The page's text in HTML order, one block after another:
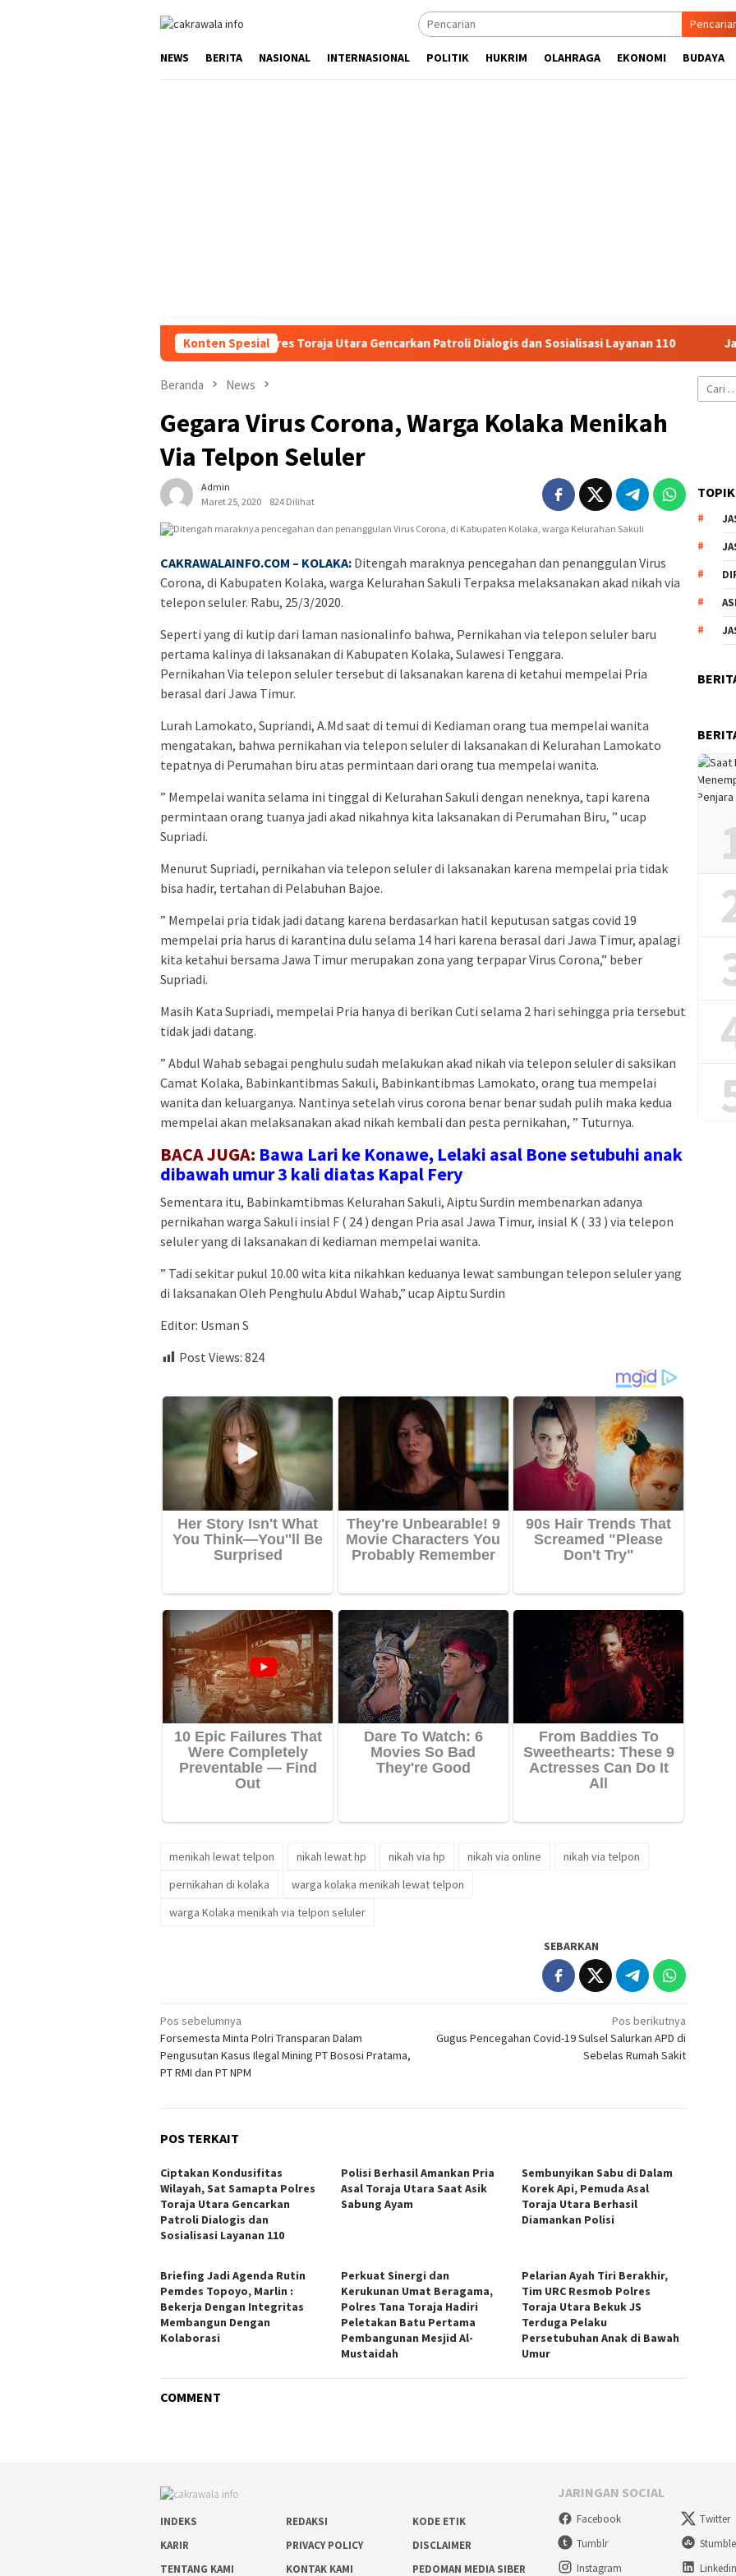
NEWS BERITA NASIONAL INTERNASIONAL POLITIK HUKRIM OLAHRAGA EKONOMI BUDAYA
Konten Spesial
Wilayah, Sat Samapta Polres Toraja Utara Gencarkan Patroli Dialogis dan Sosialisasi Layanan 110 Jasa Raharja
Beranda News
Gegara Virus Corona, Warga Kolaka Menikah
Via Telpon Seluler
Admin
Maret 25, 2020
824 Dilihat
CAKRAWALAINFO.COM – KOLAKA: Ditengah maraknya pencegahan dan penanggulan Virus
Corona, di Kabupaten Kolaka, warga Kelurahan Sakuli Terpaksa melaksanakan akad nikah via
telepon seluler. Rabu, 25/3/2020.
Seperti yang di kutip dari laman nasionalinfo bahwa, Pernikahan via telepon seluler baru
pertama kalinya di laksanakan di Kabupaten Kolaka, Sulawesi Tenggara.
Pernikahan Via telepon seluler tersebut di laksanakan karena di ketahui mempelai Pria
berasal dari Jawa Timur.
Lurah Lamokato, Supriandi, A.Md saat di temui di Kediaman orang tua mempelai wanita
mengatakan, bahwa pernikahan via telepon seluler di laksanakan di Kelurahan Lamokato
tepatnya di Perumahan biru atas permintaan dari orang tua mempelai wanita.
” Mempelai wanita selama ini tinggal di Kelurahan Sakuli dengan neneknya, tapi karena
permintaan orang tuanya jadi akad nikahnya kita laksanakan di Perumahan Biru, ” ucap
Supriadi.
Menurut Supriadi, pernikahan via telepon seluler di laksanakan karena mempelai pria tidak
bisa hadir, tertahan di Pelabuhan Bajoe.
” Mempelai pria tidak jadi datang karena berdasarkan hatil keputusan satgas covid 19
mempelai pria harus di karantina dulu selama 14 hari karena berasal dari Jawa Timur, apalagi
kita ketahui bersama Jawa Timur merupakan zona yang terpapar Virus Corona,” beber
Supriadi.
Masih Kata Supriadi, mempelai Pria hanya di berikan Cuti selama 2 hari sehingga pria tersebut
tidak jadi datang.
” Abdul Wahab sebagai penghulu sudah melakukan akad nikah via telepon seluler di saksikan
Camat Kolaka, Babinkantibmas Sakuli, Babinkantibmas Lamokato, orang tua mempelai
wanita dan keluarganya. Nantinya setelah virus corona benar benar sudah pulih maka kedua
mempelai akan melaksanakan akad nikah kembali dan pesta pernikahan, ” Tuturnya.
BACA JUGA: Bawa Lari ke Konawe, Lelaki asal Bone setubuhi anak
dibawah umur 3 kali diatas Kapal Fery
Sementara itu, Babinkamtibmas Kelurahan Sakuli, Aiptu Surdin membenarkan adanya
pernikahan warga Sakuli insial F ( 24 ) dengan Pria asal Jawa Timur, insial K ( 33 ) via telepon
seluler yang di laksanakan di kediaman mempelai wanita.
” Tadi sekitar pukul 10.00 wita kita nikahkan keduanya lewat sambungan telepon seluler yang
di laksanakan Oleh Penghulu Abdul Wahab,” ucap Aiptu Surdin
Editor: Usman S
Post Views: 824
menikah lewat telpon nikah lewat hp nikah via hp nikah via online
nikah via telpon
pernikahan di kolaka
warga kolaka menikah lewat telpon
warga Kolaka menikah via telpon seluler
SEBARKAN
Navigasi
pos
Pos sebelumnya
Forsemesta Minta Polri Transparan Dalam
Pengusutan Kasus Ilegal Mining PT Bososi Pratama,
PT RMI dan PT NPM
Pos berikutnya
Gugus Pencegahan Covid-19 Sulsel Salurkan APD di
Sebelas Rumah Sakit
POS TERKAIT
Ciptakan Kondusifitas
Wilayah, Sat Samapta Polres
Toraja Utara Gencarkan
Patroli Dialogis dan
Sosialisasi Layanan 110
Polisi Berhasil Amankan Pria
Asal Toraja Utara Saat Asik
Sabung Ayam
Sembunyikan Sabu di Dalam
Korek Api, Pemuda Asal
Toraja Utara Berhasil
Diamankan Polisi
Briefing Jadi Agenda Rutin
Pemdes Topoyo, Marlin :
Bekerja Dengan Integritas
Membangun Dengan
Kolaborasi
Perkuat Sinergi dan
Kerukunan Umat Beragama,
Polres Tana Toraja Hadiri
Peletakan Batu Pertama
Pembangunan Mesjid Al-
Mustaidah
Pelarian Ayah Tiri Berakhir,
Tim URC Resmob Polres
Toraja Utara Bekuk JS
Terduga Pelaku
Persetubuhan Anak di Bawah
Umur
COMMENT
Cari
untuk:
INDEKS REDAKSI
KODE ETIK
KARIR
PRIVACY POLICY
DISCLAIMER
TENTANG KAMI
KONTAK KAMI PEDOMAN MEDIA SIBER
JARINGAN SOCIAL
Facebook Twitter
Tumblr
Instagram
Linkedin